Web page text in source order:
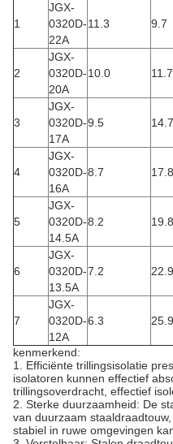
1
JGX-
0320D-
22A
11.3 9.7
2
JGX-
0320D-
20A
10.0 11.7
3
JGX-
0320D-
17A
9.5 14.7
4
JGX-
0320D-
16A
8.7 17.8
5
JGX-
0320D-
14.5A
8.2 19.8
6
JGX-
0320D-
13.5A
7.2 22.9
7
JGX-
0320D-
12A
6.3 25.9
kenmerkend:
1. Efficiënte trillingsisolatie
isolatoren kunnen effectief
trillingsoverdracht, effectief
2. Sterke duurzaamheid: De
van duurzaam
stabiel in ruwe omgevingen